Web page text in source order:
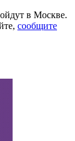
в Москве.
сообщите